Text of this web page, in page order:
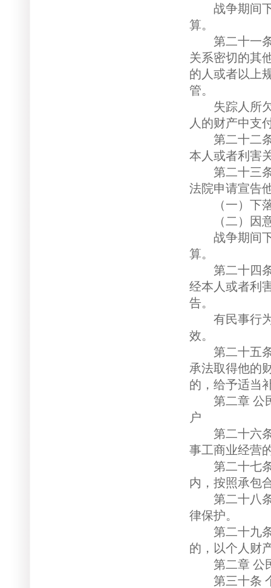
战争期间下
算。
第二十一条
关系密切的其
的人或者以上
管。
失踪人所欠
人的财产中支
第二十二条
本人或者利害
第二十三条
法院申请宣告
（一）下落
（二）因意
战争期间下
算。
第二十四条
经本人或者利
告。
有民事行为
效。
第二十五条
承法取得他的
的，给予适当
第二章 公民
户
第二十六条
事工商业经营
第二十七条
内，按照承包
第二十八条
律保护。
第二十九条
的，以个人财
第二章 公民
第三十条 个